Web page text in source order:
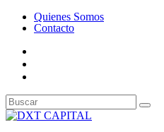
Quienes Somos
Contacto